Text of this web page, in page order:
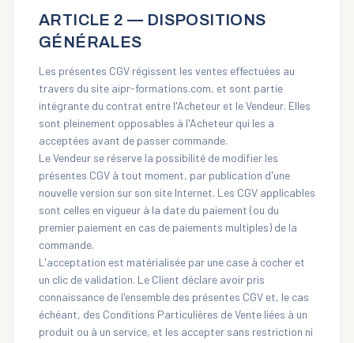
ARTICLE 2 — DISPOSITIONS
GÉNÉRALES
Les présentes CGV régissent les ventes effectuées au
travers du site aipr-formations.com, et sont partie
intégrante du contrat entre l'Acheteur et le Vendeur. Elles
sont pleinement opposables à l'Acheteur qui les a
acceptées avant de passer commande.
Le Vendeur se réserve la possibilité de modifier les
présentes CGV à tout moment, par publication d'une
nouvelle version sur son site Internet. Les CGV applicables
sont celles en vigueur à la date du paiement (ou du
premier paiement en cas de paiements multiples) de la
commande.
L'acceptation est matérialisée par une case à cocher et
un clic de validation. Le Client déclare avoir pris
connaissance de l'ensemble des présentes CGV et, le cas
échéant, des Conditions Particulières de Vente liées à un
produit ou à un service, et les accepter sans restriction ni